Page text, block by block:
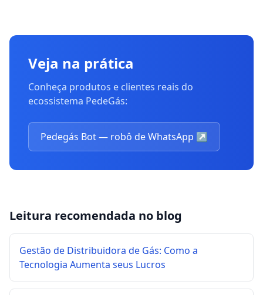
Veja na prática
Conheça produtos e clientes reais do
ecossistema PedeGás:
Pedegás Bot — robô de WhatsApp ↗
Leitura recomendada no blog
Gestão de Distribuidora de Gás: Como a
Tecnologia Aumenta seus Lucros